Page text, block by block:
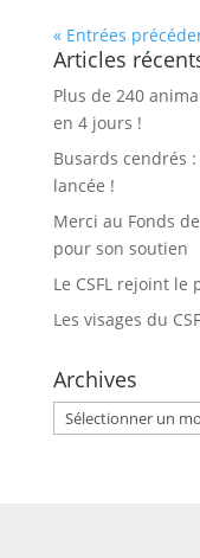
« Entrées
Articles
Plus de 240
en 4 jours !
Busards cendrés
lancée !
Merci au Fonds
pour son soutien
Le CSFL rejoint
Les visages du
Archives
Archives